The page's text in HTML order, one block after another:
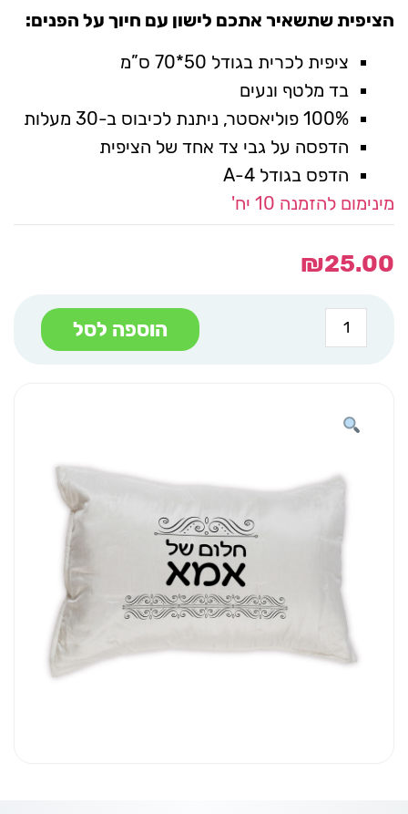
הציפית שתשאיר אתכם לישון עם חיוך על הפנים:
ציפית לכרית בגודל 50*70 ס”מ
בד מלטף ונעים
100% פוליאסטר, ניתנת לכיבוס ב-30 מעלות
הדפסה על גבי צד אחד של הציפית
הדפס בגודל A-4
מינימום להזמנה 10 יח'
₪25.00
כמות
של
ציפית
הוספה לסל